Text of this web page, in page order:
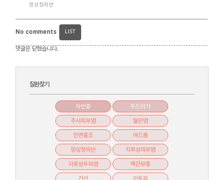
망상청피반
No comments LIST
댓글은 닫혔습니다.
질환찾기
자반증 두드러기
주사피부염 혈관염
안면홍조 여드름
망상청피반 지루성피부염
지루성두피염 맥관부종
건선 아토피